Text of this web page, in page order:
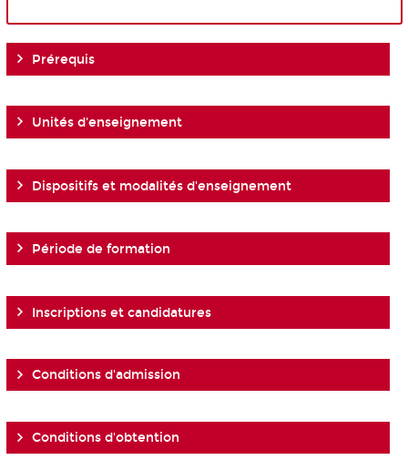
Prérequis
Unités d'enseignement
Dispositifs et modalités d'enseignement
Période de formation
Inscriptions et candidatures
Conditions d'admission
Conditions d'obtention